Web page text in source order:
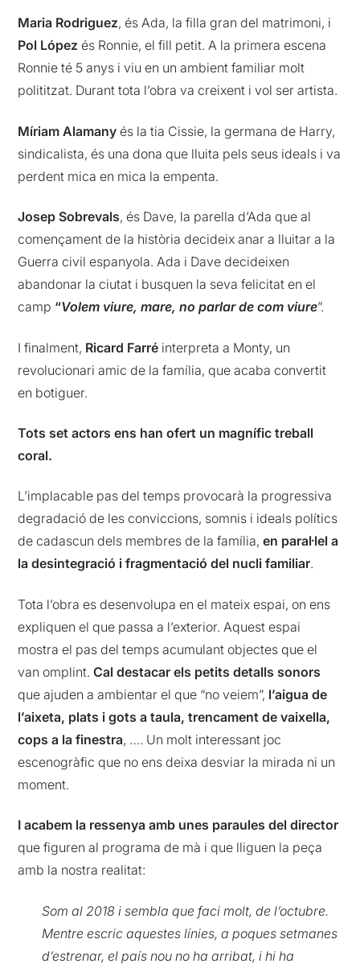
Maria Rodriguez, és Ada, la filla gran del matrimoni, i
Pol López és Ronnie, el fill petit. A la primera escena
Ronnie té 5 anys i viu en un ambient familiar molt
polititzat. Durant tota l’obra va creixent i vol ser artista.
Míriam Alamany és la tia Cissie, la germana de Harry,
sindicalista, és una dona que lluita pels seus ideals i va
perdent mica en mica la empenta.
Josep Sobrevals, és Dave, la parella d’Ada que al
començament de la història decideix anar a lluitar a la
Guerra civil espanyola. Ada i Dave decideixen
abandonar la ciutat i busquen la seva felicitat en el
camp “Volem viure, mare, no parlar de com viure”.
I finalment, Ricard Farré interpreta a Monty, un
revolucionari amic de la família, que acaba convertit
en botiguer.
Tots set actors ens han ofert un magnífic treball
coral.
L’implacable pas del temps provocarà la progressiva
degradació de les conviccions, somnis i ideals polítics
de cadascun dels membres de la família,en paral·lel a
la desintegració i fragmentació del nucli familiar.
Tota l’obra es desenvolupa en el mateix espai, on ens
expliquen el que passa a l’exterior. Aquest espai
mostra el pas del temps acumulant objectes que el
van omplint.Cal destacar els petits detalls sonors
que ajuden a ambientar el que “no veiem”, l’aigua de
l’aixeta, plats i gots a taula, trencament de vaixella,
cops a la finestra, …. Un molt interessant joc
escenogràfic que no ens deixa desviar la mirada ni un
moment.
I acabem la ressenya amb unes paraules del director
que figuren al programa de mà i que lliguen la peça
amb la nostra realitat:
Som al 2018 i sembla que faci molt, de l’octubre.
Mentre escric aquestes línies, a poques setmanes
d’estrenar, el país nou no ha arribat, i hi ha